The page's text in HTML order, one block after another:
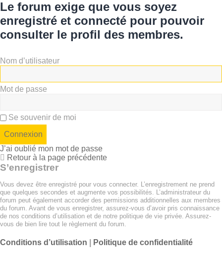
Le forum exige que vous soyez
enregistré et connecté pour pouvoir
consulter le profil des membres.
Nom d’utilisateur
Mot de passe
Se souvenir de moi
J’ai oublié mon mot de passe
Retour à la page précédente
S’enregistrer
Vous devez être enregistré pour vous connecter. L’enregistrement ne prend
que quelques secondes et augmente vos possibilités. L’administrateur du
forum peut également accorder des permissions additionnelles aux membres
du forum. Avant de vous enregistrer, assurez-vous d’avoir pris connaissance
de nos conditions d’utilisation et de notre politique de vie privée. Assurez-
vous de bien lire tout le règlement du forum.
Conditions d’utilisation Politique de confidentialité